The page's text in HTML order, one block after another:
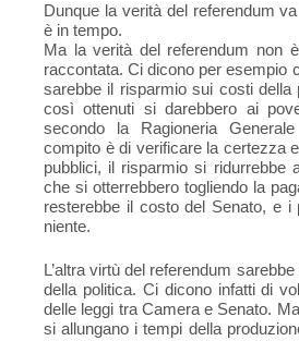
Dunque la verità del referendum
è in tempo.
Ma la verità del referendum non
raccontata. Ci dicono per esempio
sarebbe il risparmio sui costi della
così ottenuti si darebbero ai
secondo la Ragioneria
compito è di verificare la certezza
pubblici, il risparmio si ridurrebbe
che si otterrebbero togliendo la
resterebbe il costo del Senato, e i
niente.
L’altra virtù del referendum
della politica. Ci dicono infatti di
delle leggi tra Camera e Senato.
si allungano i tempi della